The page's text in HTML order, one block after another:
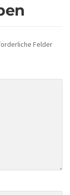
Felder